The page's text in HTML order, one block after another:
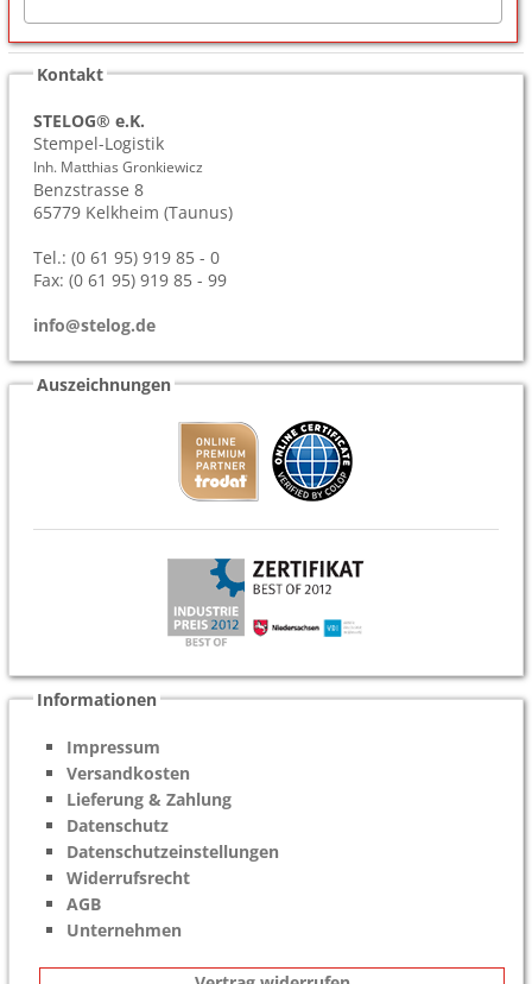
Kontakt
STELOG® e.K.
Stempel-Logistik
Inh. Matthias Gronkiewicz
Benzstrasse 8
65779 Kelkheim (Taunus)
Tel.: (0 61 95) 919 85 - 0
Fax: (0 61 95) 919 85 - 99
info@stelog.de
Auszeichnungen
Informationen
Impressum
Versandkosten
Lieferung & Zahlung
Datenschutz
Datenschutzeinstellungen
Widerrufsrecht
AGB
Unternehmen